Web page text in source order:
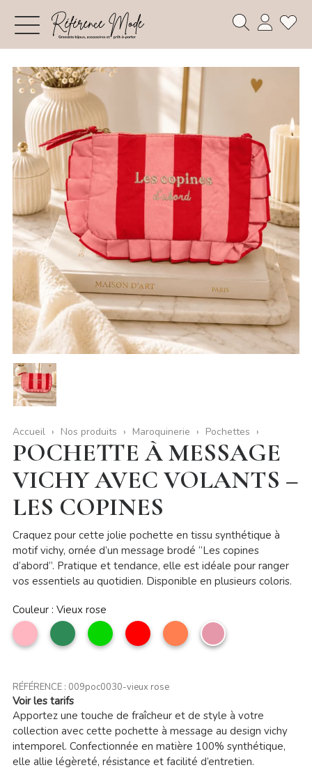
Accueil Nos produits Maroquinerie Pochettes
POCHETTE À MESSAGE
VICHY AVEC VOLANTS –
LES COPINES
Craquez pour cette jolie pochette en tissu synthétique à
motif vichy, ornée d’un message brodé “Les copines
d’abord”. Pratique et tendance, elle est idéale pour ranger
vos essentiels au quotidien. Disponible en plusieurs coloris.
Couleur : Vieux rose
Rose
clair
Vert
mer
Vert Rouge Corail
Vieux
rose
RÉFÉRENCE : 009poc0030-vieux rose
Voir les tarifs
Apportez une touche de fraîcheur et de style à votre
collection avec cette pochette à message au design vichy
intemporel. Confectionnée en matière 100% synthétique,
elle allie légèreté, résistance et facilité d’entretien.